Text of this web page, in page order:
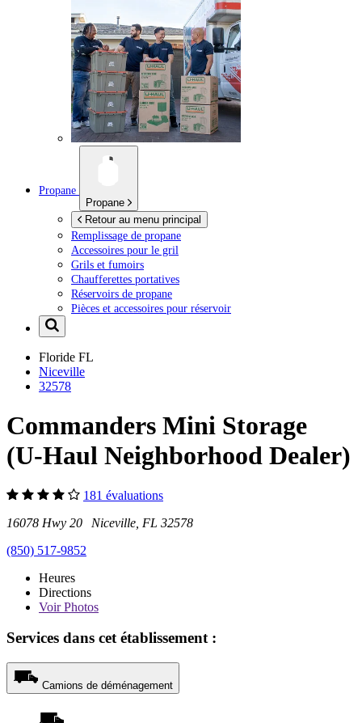
Propane
Propane
Retour au menu principal
Remplissage de propane
Accessoires pour le gril
Grils et fumoirs
Chaufferettes portatives
Réservoirs de propane
Pièces et accessoires pour réservoir
Floride FL
Niceville
32578
Commanders Mini Storage
(U-Haul Neighborhood Dealer)
181 évaluations
16078 Hwy 20 Niceville, FL 32578
(850) 517-9852
Heures
Directions
VoirPhotos
Services dans cet établissement :
Camions de déménagement